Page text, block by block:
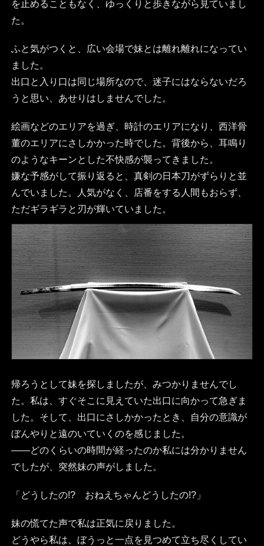
を止めることもなく、ゆっくりと歩きながら見ていまし
た。
ふと気がつくと、広い会場で妹とは離れ離れになってい
ました。
出口と入り口は同じ場所なので、迷子にはならないだろ
うと思い、あせりはしませんでした。
絵画などのエリアを過ぎ、時計のエリアになり、西洋骨
董のエリアにさしかかった時でした。背後から、耳鳴り
のようなキーンとした不快感が襲ってきました。
嫌な予感がして振り返ると、真剣の日本刀がずらりと並
んでいました。人気がなく、店番をする人間もおらず、
ただギラギラと刃が輝いていました。
帰ろうとして妹を探しましたが、みつかりませんでし
た。私は、すぐそこに見えていた出口に向かって急ぎま
した。そして、出口にさしかかったとき、自分の意識が
ぼんやりと遠のいていくのを感じました。
――どのくらいの時間が経ったのか私には分かりません
でしたが、突然妹の声がしました。
「どうしたの!? おねえちゃんどうしたの!?」
妹の慌てた声で私は正気に戻りました。
どうやら私は、ぼうっと一点を見つめて立ち尽くしてい